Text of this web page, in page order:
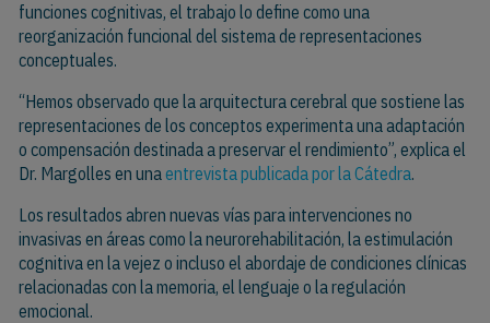
funciones cognitivas, el trabajo lo define como una
reorganización funcional del sistema de representaciones
conceptuales.
“Hemos observado que la arquitectura cerebral que sostiene las
representaciones de los conceptos experimenta una adaptación
o compensación destinada a preservar el rendimiento”, explica el
Dr. Margolles en unaentrevista publicada por la Cátedra.
Los resultados abren nuevas vías para intervenciones no
invasivas en áreas como la neurorehabilitación, la estimulación
cognitiva en la vejez o incluso el abordaje de condiciones clínicas
relacionadas con la memoria, el lenguaje o la regulación
emocional.